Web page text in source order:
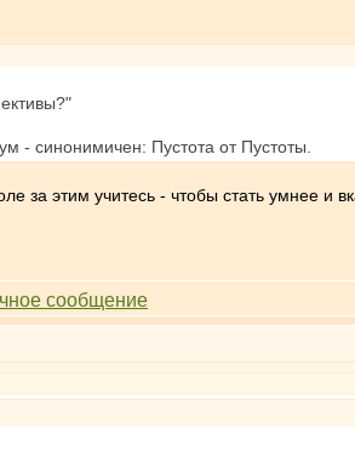
- синонимичен: Пустота от Пустоты.
за этим учитесь - чтобы стать умнее и